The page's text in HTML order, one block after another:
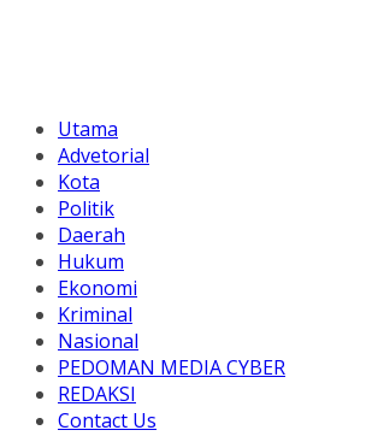
Utama
Advetorial
Kota
Politik
Daerah
Hukum
Ekonomi
Kriminal
Nasional
PEDOMAN MEDIA CYBER
REDAKSI
Contact Us